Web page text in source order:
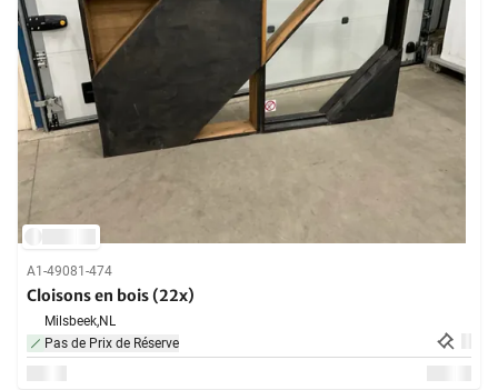
A1-49081-474
Cloisons en bois (22x)
Milsbeek,NL
Pas de Prix de Réserve